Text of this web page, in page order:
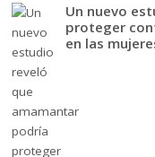
Un nuevo
proteger
en las